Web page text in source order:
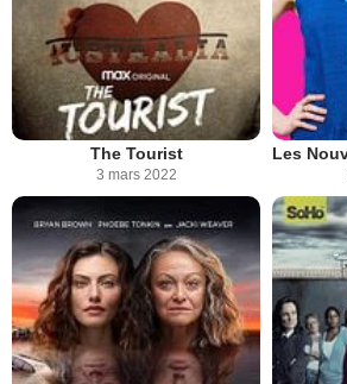
The Tourist
3 mars 2022